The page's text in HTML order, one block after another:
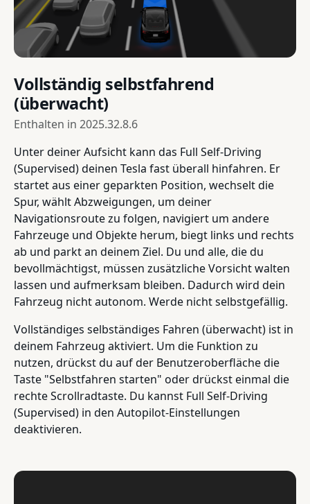
Vollständig selbstfahrend
(überwacht)
Enthalten in 2025.32.8.6
Unter deiner Aufsicht kann das Full Self-Driving
(Supervised) deinen Tesla fast überall hinfahren. Er
startet aus einer geparkten Position, wechselt die
Spur, wählt Abzweigungen, um deiner
Navigationsroute zu folgen, navigiert um andere
Fahrzeuge und Objekte herum, biegt links und rechts
ab und parkt an deinem Ziel. Du und alle, die du
bevollmächtigst, müssen zusätzliche Vorsicht walten
lassen und aufmerksam bleiben. Dadurch wird dein
Fahrzeug nicht autonom. Werde nicht selbstgefällig.
Vollständiges selbständiges Fahren (überwacht) ist in
deinem Fahrzeug aktiviert. Um die Funktion zu
nutzen, drückst du auf der Benutzeroberfläche die
Taste "Selbstfahren starten" oder drückst einmal die
rechte Scrollradtaste. Du kannst Full Self-Driving
(Supervised) in den Autopilot-Einstellungen
deaktivieren.